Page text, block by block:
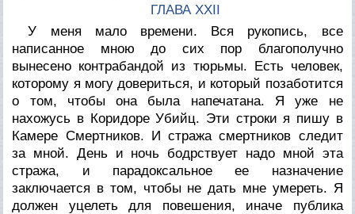
ГЛАВА XXII
У меня мало времени. Вся рукопись, все
написанное мною до сих пор благополучно
вынесено контрабандой из тюрьмы. Есть человек,
которому я могу довериться, и который позаботится
о том, чтобы она была напечатана. Я уже не
нахожусь в Коридоре Убийц. Эти строки я пишу в
Камере Смертников. И стража смертников следит
за мной. День и ночь бодрствует надо мной эта
стража, и парадоксальное ее назначение
заключается в том, чтобы не дать мне умереть. Я
должен уцелеть для повешения, иначе публика